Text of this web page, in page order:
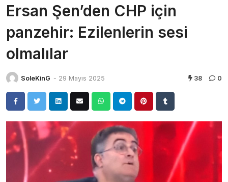
Ersan Şen’den CHP için
panzehir: Ezilenlerin sesi
olmalılar
SoleKinG - 29 Mayıs 2025 38 0